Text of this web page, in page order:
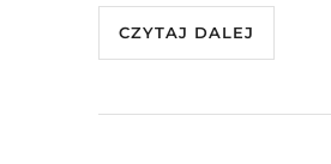
CZYTAJ DALEJ